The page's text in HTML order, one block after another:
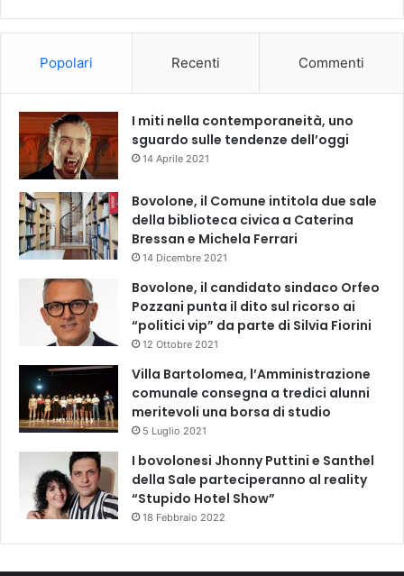
Popolari Recenti Commenti
I miti nella contemporaneità, uno
sguardo sulle tendenze dell’oggi
14 Aprile 2021
Bovolone, il Comune intitola due sale
della biblioteca civica a Caterina
Bressan e Michela Ferrari
14 Dicembre 2021
Bovolone, il candidato sindaco Orfeo
Pozzani punta il dito sul ricorso ai
“politici vip” da parte di Silvia Fiorini
12 Ottobre 2021
Villa Bartolomea, l’Amministrazione
comunale consegna a tredici alunni
meritevoli una borsa di studio
5 Luglio 2021
I bovolonesi Jhonny Puttini e Santhel
della Sale parteciperanno al reality
“Stupido Hotel Show”
18 Febbraio 2022